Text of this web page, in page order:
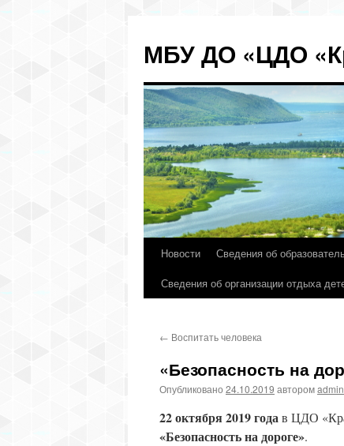
МБУ ДО «ЦДО
Перейти
Новости Сведения об
Сведения об организации отдыха
← Воспитать человека
«Безопасность на
Опубликовано 24.10.2019 авторомadmin
22 октября 2019 годав ЦДО
«Безопасность на дороге».